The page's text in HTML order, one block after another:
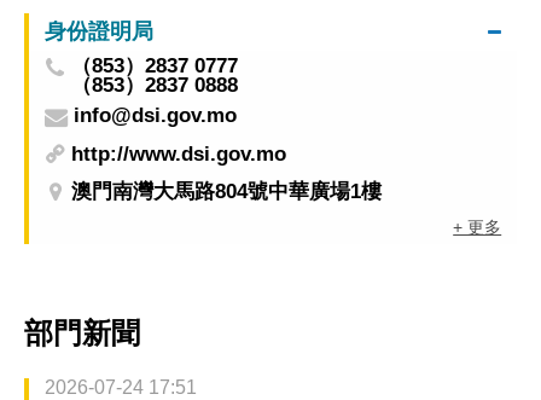
身份證明局
（853）2837 0777
（853）2837 0888
info@dsi.gov.mo
http://www.dsi.gov.mo
澳門南灣大馬路804號中華廣場1樓
+ 更多
部門新聞
2026-07-24 17:51